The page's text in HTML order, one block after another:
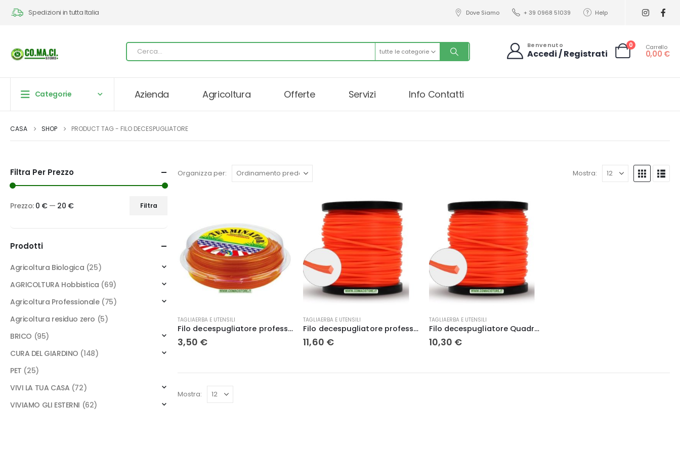
Spedizioni in tutta Italia Dove Siamo + 39 0968 51039 Help
tutte le categorie
Benvenuto
Accedi / Registrati
0 Carrello
0,00 €
Categorie Azienda Agricoltura Offerte Servizi Info Contatti
CASA SHOP PRODUCT TAG - FILO DECESPUGLIATORE
Organizza per: Mostra:
TAGLIAERBA E UTENSILI
Filo decespugliatore professionale Quadro 2,4 x 15 mt. – Lif
3,50 €
TAGLIAERBA E UTENSILI
Filo decespugliatore professionale Quadro 4,0 x 30 mt. – Lif
11,60 €
TAGLIAERBA E UTENSILI
Filo decespugliatore Quadro professionale 3,3 x 39 mt.- Lif
10,30 €
Mostra:
Filtra Per Prezzo
Min
Max
Filtra
Prezzo: 0 €— 20 €
Prodotti
Agricoltura Biologica (25)
AGRICOLTURA Hobbistica (69)
Agricoltura Professionale (75)
Agricoltura residuo zero (5)
BRICO (95)
CURA DEL GIARDINO (148)
PET (25)
VIVI LA TUA CASA (72)
VIVIAMO GLI ESTERNI (62)